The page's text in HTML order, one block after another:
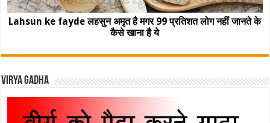
Lahsun ke fayde लहसुन अमृत है मगर 99 प्रतिशत लोग नहीं जानते के
कैसे खाना है ये
Virya Gadha